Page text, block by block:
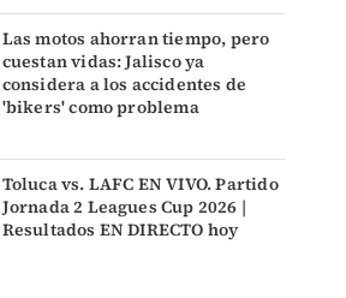
Las motos ahorran tiempo, pero
cuestan vidas: Jalisco ya
considera a los accidentes de
'bikers' como problema
Toluca vs. LAFC EN VIVO. Partido
Jornada 2 Leagues Cup 2026 |
Resultados EN DIRECTO hoy